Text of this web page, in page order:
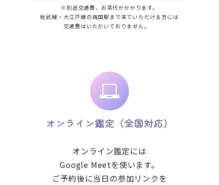
※別途交通費、お茶代がかかります。
総武線・大江戸線の両国駅まで来ていただける方には
交通費はいただいておりません。
オンライン鑑定（全国対応）
オンライン鑑定には
Google Meetを使います。
ご予約後に当日の参加リンクを